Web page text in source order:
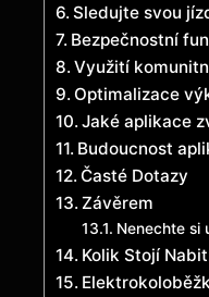
Sledujte svou
Bezpečnostní
Využití
Optimalizace
Jaké aplikace
Budoucnost
Časté Dotazy
Závěrem
Nenechte si
Kolik Stojí